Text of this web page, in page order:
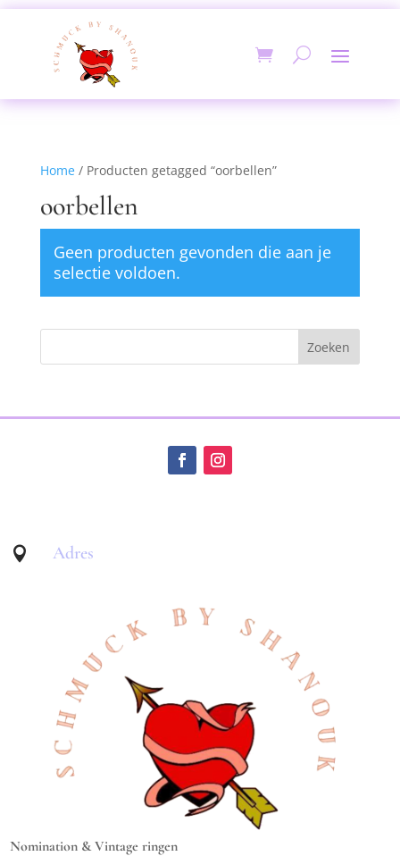
Home/ Producten getagged “oorbellen”
oorbellen
Geen producten gevonden die aan je
selectie voldoen.
 Adres
Nomination & Vintage ringen